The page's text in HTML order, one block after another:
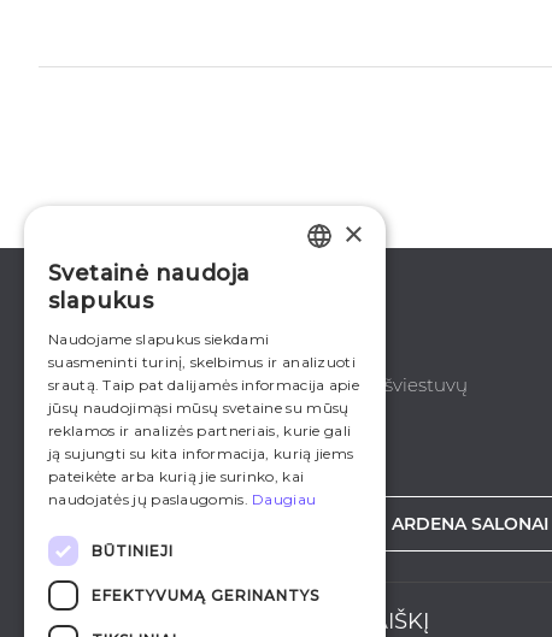
Platus žaliuzių, roletų, el. instaliacijos ir šviestuvų
pasirinkimas.
ARDENA SALONAI
PRENUMERUOKITE NAUJIENLAIŠKĮ
RUSSIAN
×
Svetainė naudoja
slapukus
Naudojame slapukus siekdami
suasmeninti turinį, skelbimus ir analizuoti
srautą. Taip pat dalijamės informacija apie
jūsų naudojimąsi mūsų svetaine su mūsų
reklamos ir analizės partneriais, kurie gali
ją sujungti su kita informacija, kurią jiems
pateikėte arba kurią jie surinko, kai
naudojatės jų paslaugomis. Daugiau
BŪTINIEJI
EFEKTYVUMĄ GERINANTYS